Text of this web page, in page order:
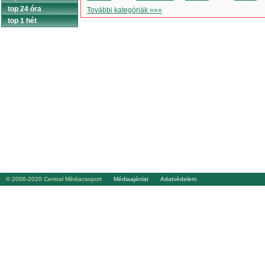
További kategóriák »»»
top 24 óra
top 1 hét
© 2006-2020 Central Médiacsoport Médiaajánlat Adatvédelem